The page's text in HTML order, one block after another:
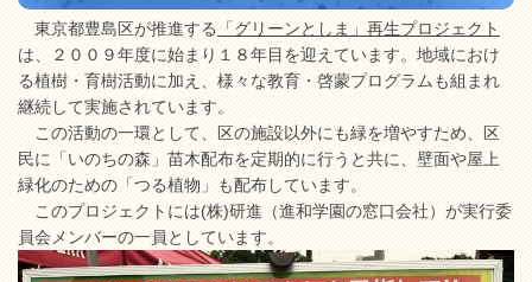
東京都豊島区が推進する「グリーンとしま」再生プロジェクト
は、２００９年度に始まり１８年目を迎えています。地域におけ
る植樹・育樹活動に加え、様々な教育・啓蒙プログラムも組まれ
継続して実施されています。
この活動の一環として、区の施設以外にも緑を増やすため、区
民に「いのちの森」苗木配布を定期的に行うと共に、壁面や屋上
緑化のための「つる植物」も配布しています。
このプロジェクトには(株)研進（進和学園の窓口会社）が実行委
員会メンバーの一員としています。